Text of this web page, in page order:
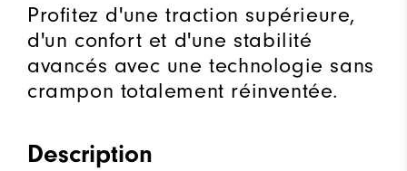
Profitez d'une traction supérieure,
d'un confort et d'une stabilité
avancés avec une technologie sans
crampon totalement réinventée.
Description